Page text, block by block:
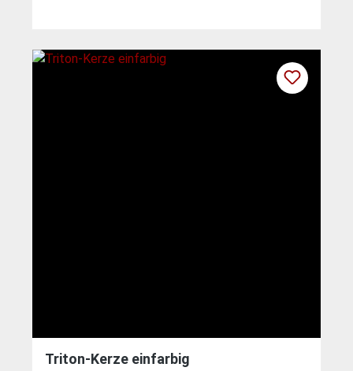
Triton-Kerze einfarbig